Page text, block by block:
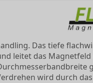
Das tiefe
leitet das
wird durch das